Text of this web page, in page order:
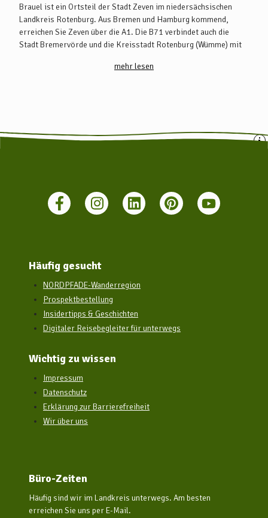
Brauel ist ein Ortsteil der Stadt Zeven im niedersächsischen
Landkreis Rotenburg. Aus Bremen und Hamburg kommend,
erreichen Sie Zeven über die A1. Die B71 verbindet auch die
Stadt Bremervörde und die Kreisstadt Rotenburg (Wümme) mit
Von Zeven aus folgen Sie einfach der Beschilderung in Richtung
Bremervörde und Rotenburg (Wümme), die nach Zeven führen und
mehr lesen
Häufig gesucht
NORDPFADE-Wanderregion
Prospektbestellung
Insidertipps & Geschichten
Digitaler Reisebegleiter für unterwegs
Wichtig zu wissen
Impressum
Datenschutz
Erklärung zur Barrierefreiheit
Wir über uns
Büro-Zeiten
Häufig sind wir im Landkreis unterwegs. Am besten
erreichen Sie uns per E-Mail.